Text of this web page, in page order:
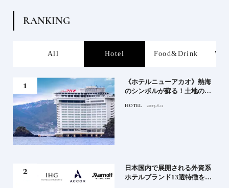
RANKING
All Hotel Food&Drink
《ホテルニューアカオ》熱海
のシンボルが蘇る！土地の歴
HOTEL 2023.8.11
日本国内で展開される外資系
ホテルブランド13選特徴を知